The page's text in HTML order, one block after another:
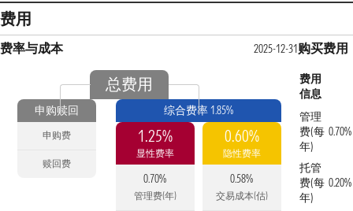
费用
费率与成本 2025-12-31
总费用
申购赎回
申购费
赎回费
综合费率 1.85%
1.25%
显性费率
0.70%
管理费(年)
0.60%
隐性费率
0.58%
交易成本(估)
购买费用
费用
信息
管理
费(每
年)
0.70%
托管
费(每
年)
0.20%